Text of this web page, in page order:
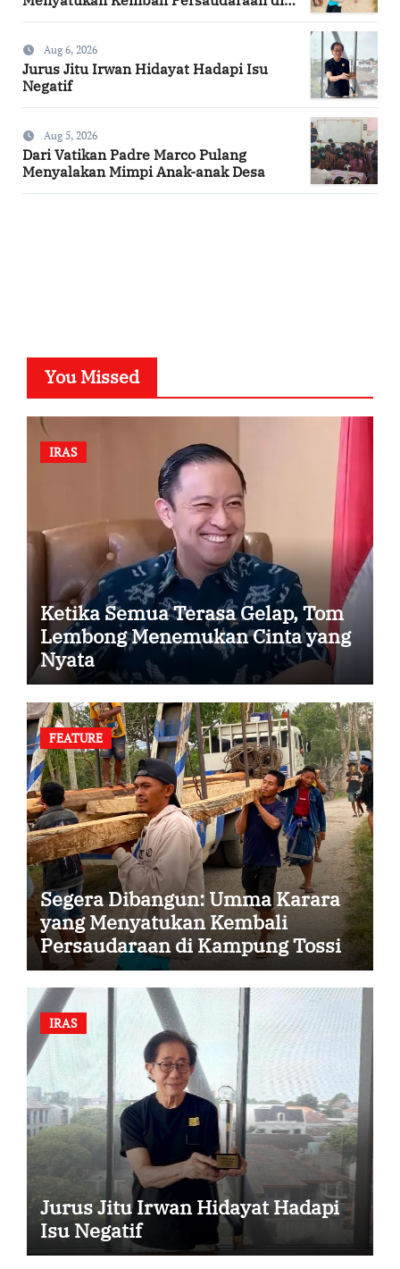
Aug 6, 2026
Jurus Jitu Irwan Hidayat Hadapi Isu
Negatif
Aug 5, 2026
Dari Vatikan Padre Marco Pulang
Menyalakan Mimpi Anak-anak Desa
You Missed
IRAS
Ketika Semua Terasa Gelap, Tom
Lembong Menemukan Cinta yang
Nyata
FEATURE
Segera Dibangun: Umma Karara
yang Menyatukan Kembali
Persaudaraan di Kampung Tossi
IRAS
Jurus Jitu Irwan Hidayat Hadapi
Isu Negatif